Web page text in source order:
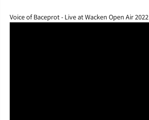
Voice of Baceprot - Live at Wacken Open Air 2022